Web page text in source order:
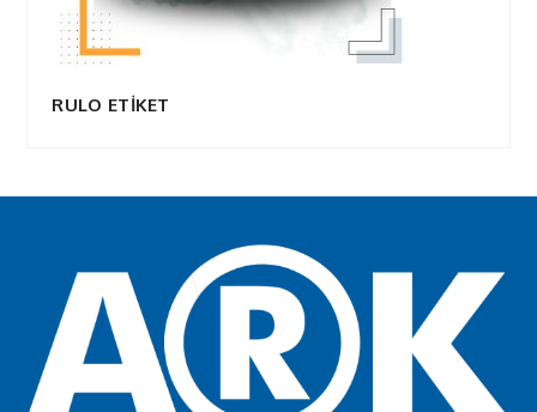
RULO ETİKET